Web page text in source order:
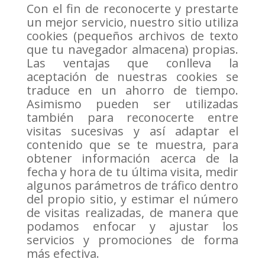
Con el fin de reconocerte y prestarte
un mejor servicio, nuestro sitio utiliza
cookies (pequeños archivos de texto
que tu navegador almacena) propias.
Las ventajas que conlleva la
aceptación de nuestras cookies se
traduce en un ahorro de tiempo.
Asimismo pueden ser utilizadas
también para reconocerte entre
visitas sucesivas y así adaptar el
contenido que se te muestra, para
obtener información acerca de la
fecha y hora de tu última visita, medir
algunos parámetros de tráfico dentro
del propio sitio, y estimar el número
de visitas realizadas, de manera que
podamos enfocar y ajustar los
servicios y promociones de forma
más efectiva.